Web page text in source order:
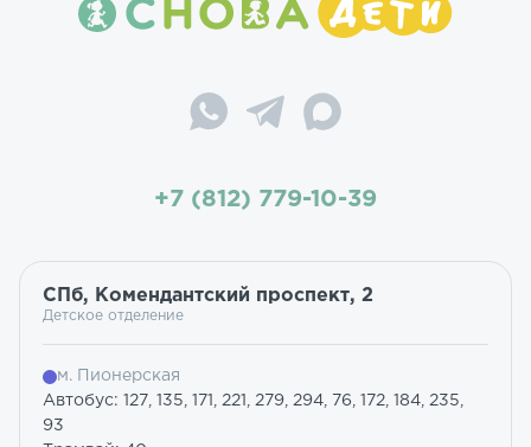
+7 (812) 779-10-39
СПб, Комендантский проспект, 2
Детское отделение
м. Пионерская
Автобус: 127, 135, 171, 221, 279, 294, 76, 172, 184, 235,
93